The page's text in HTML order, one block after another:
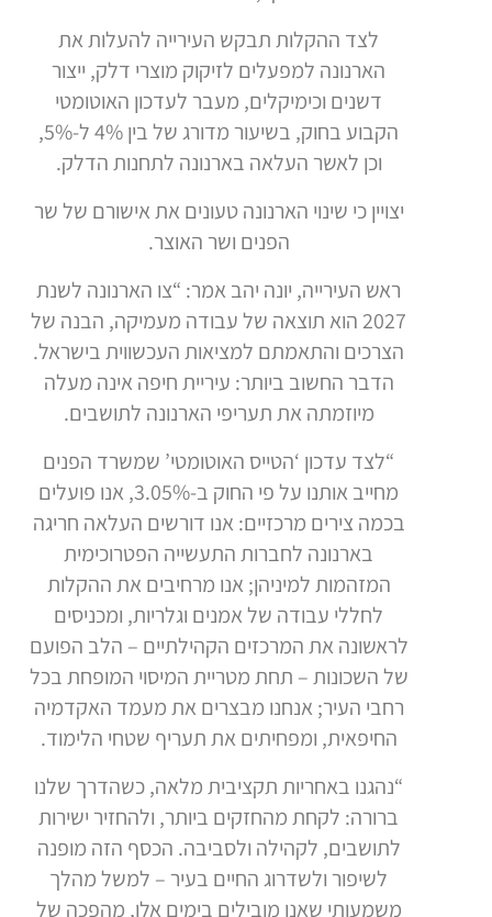
לצד ההקלות תבקש העירייה להעלות את
הארנונה למפעלים לזיקוק מוצרי דלק, ייצור
דשנים וכימיקלים, מעבר לעדכון האוטומטי
הקבוע בחוק, בשיעור מדורג של בין 4% ל-5%,
וכן לאשר העלאה בארנונה לתחנות הדלק.
יצויין כי שינוי הארנונה טעונים את אישורם של שר
הפנים ושר האוצר.
ראש העירייה, יונה יהב אמר: “צו הארנונה לשנת
2027 הוא תוצאה של עבודה מעמיקה, הבנה של
הצרכים והתאמתם למציאות העכשווית בישראל.
הדבר החשוב ביותר: עיריית חיפה אינה מעלה
מיוזמתה את תעריפי הארנונה לתושבים.
“לצד עדכון ‘הטייס האוטומטי’ שמשרד הפנים
מחייב אותנו על פי החוק ב-3.05%, אנו פועלים
בכמה צירים מרכזיים: אנו דורשים העלאה חריגה
בארנונה לחברות התעשייה הפטרוכימית
המזהמות למיניהן; אנו מרחיבים את ההקלות
לחללי עבודה של אמנים וגלריות, ומכניסים
לראשונה את המרכזים הקהילתיים – הלב הפועם
של השכונות – תחת מטריית המיסוי המופחת בכל
רחבי העיר; אנחנו ​מבצרים את מעמד האקדמיה
החיפאית, ומפחיתים את תעריף שטחי הלימוד.
“​נהגנו באחריות תקציבית מלאה, כשהדרך שלנו
ברורה: לקחת מהחזקים ביותר, ולהחזיר ישירות
לתושבים, לקהילה ולסביבה. הכסף הזה מופנה
לשיפור ולשדרוג החיים בעיר – למשל מהלך
משמעותי שאנו מובילים בימים אלו, מהפכה של